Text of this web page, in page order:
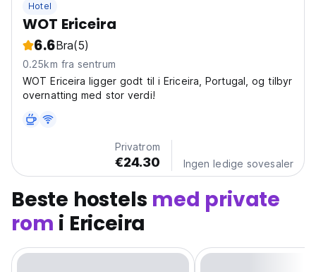
Hotel
WOT Ericeira
6.6Bra(5)
0.25km fra sentrum
WOT Ericeira ligger godt til i Ericeira, Portugal, og tilbyr
overnatting med stor verdi!
Privatrom
€24.30 Ingen ledige sovesaler
Beste hostels med private
rom i Ericeira